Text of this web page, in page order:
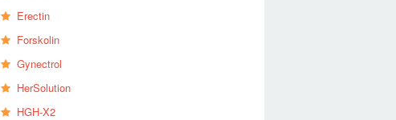
Erectin
Forskolin
Gynectrol
HerSolution
HGH-X2